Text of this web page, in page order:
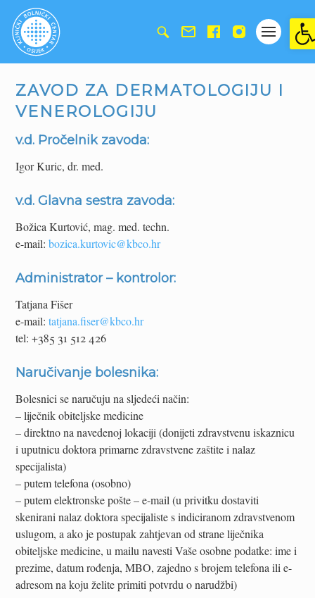
ZAVOD ZA DERMATOLOGIJU I
VENEROLOGIJU
v.d. Pročelnik zavoda:
Igor Kuric, dr. med.
v.d. Glavna sestra zavoda:
Božica Kurtović, mag. med. techn.
e-mail: bozica.kurtovic@kbco.hr
Administrator – kontrolor:
Tatjana Fišer
e-mail: tatjana.fiser@kbco.hr
tel: +385 31 512 426
Naručivanje bolesnika:
Bolesnici se naručuju na sljedeći način:
– liječnik obiteljske medicine
– direktno na navedenoj lokaciji (donijeti zdravstvenu iskaznicu
i uputnicu doktora primarne zdravstvene zaštite i nalaz
specijalista)
– putem telefona (osobno)
– putem elektronske pošte – e-mail (u privitku dostaviti
skenirani nalaz doktora specijaliste s indiciranom zdravstvenom
uslugom, a ako je postupak zahtjevan od strane liječnika
obiteljske medicine, u mailu navesti Vaše osobne podatke: ime i
prezime, datum rođenja, MBO, zajedno s brojem telefona ili e-
adresom na koju želite primiti potvrdu o narudžbi)